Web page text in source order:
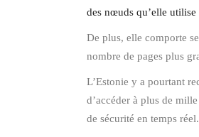
des nœuds qu’elle utilise
De plus, elle comporte
nombre de pages plus
L’Estonie y a pourtant
d’accéder à plus de mille
de sécurité en temps réel.